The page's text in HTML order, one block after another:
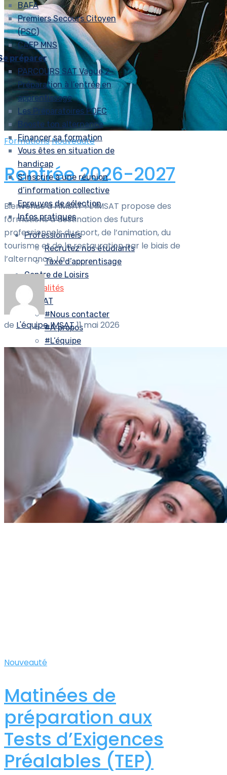
BAFA
Premiers Secours Citoyen
(PSC)
CAEP MNS
préparer
PARCOURS SAT Vague 2-
Préparation à l’entrée en
apprentissage
Les Préparatoires POEC
Booste ton alternance
Financer sa formation
Vous êtes en situation de
handicap
S’inscrire à une réunion
d’information collective
Epreuves de sélection
Infos pratiques
Professionnels
Recrutez nos étudiants
Taxe d’apprentisage
Centre de Loisirs
Actualités
#IMSAT
#Nous contacter
#A propos
#L’équipe
#Ilsvousenparlent
Livret d’accueil IMSAT
#NosPartenaires
#CalendrierIMSAT
Nos chiffres
Télécharger un dossier d’inscription
#MadeIMSAT
Numéro 1
Numéro 2
Liens Intra
FormationsNouveauté
Rentrée 2026-2027
Bienvenue à l’IMSAT ! L’IMSAT propose des
formations à destination des futurs
professionnels du sport, de l’animation, du
tourisme et de la restauration par le biais de
l’alternance. La ...
de L'équipe IMSAT11 mai 2026
Nouveauté
Matinées de
préparation aux
Tests d’Exigences
Préalables (TEP)